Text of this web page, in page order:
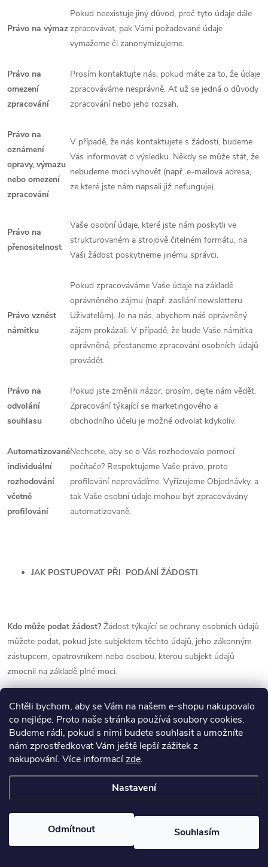
Chtěli bychom, aby se Vám na našem e-shopu nakupovalo
co nejlépe. Proto naše stránka používá soubory cookies.
Budeme rádi, pokud s nimi budete souhlasit a umožníte
nám zprostředkovat Vám ještě lepší zážitek z
nakupování. Více informacízde.
Nastavení
Odmítnout Souhlasím
Právo na výmaz
Pokud neexistuje jiný důvod, proč tyto údaje dále
zpracovávat, pak Vámi požadované údaje
vymažeme či zanonymizujeme.
Právo na
omezení
zpracování
Prosím kontaktujte nás, pokud máte za to, že údaje
zpracováváme nesprávně. Ať už se jedná o důvody
zpracování nebo jeho rozsah.
Právo na
oznámení
opravy, výmazu
nebo omezení
zpracování
V případě, že nás kontaktujete s žádostí, budeme
Vás informovat o výsledku. Někdy se může stát, že
nebudeme moci vyhovět (např. e-mailová adresa,
ze které jste nám napsali již nefunguje).
Právo na
přenositelnost
Vaše osobní údaje, které jste nám poskytli ve
strukturovaném a strojově čitelném formátu, na
Vaši žádost poskytneme jinému správci.
Právo vznést
námitku
Pokud zpracováváme Vaše údaje na základě
oprávněného zájmu (např. zasílání newsletteru
Uživatelům). Je na nás, abychom náš oprávněný
zájem prokázali. V případě, že bude Vaše námitka
oprávněná, přestaneme zpracování osobních údajů
provádět.
Právo na
odvolání
souhlasu
Pokud jste změnili názor, prosím, dejte nám vědět.
Zpracování týkající se marketingového a
obchodního účelu je možné odvolat kdykoliv.
Automatizované
individuální
rozhodování
včetně
profilování
Nechcete, aby se o Vás rozhodovalo pomocí
počítače? Respektujeme Vaše právo, proto
profilování neprovádíme. Vyřizujeme Objednávky, a
tak Vaše osobní údaje mohou být zpracovávány
automatizovaně.
JAK POSTUPOVAT PŘI PODÁNÍ ŽÁDOSTI
Kdo může podat žádost?Žádost týkající se ochrany osobních údajů
můžete podat, pokud jste subjektem těchto údajů, jeho zákonným
zástupcem, opatrovníkem nebo osobou, kterou subjekt údajů
zmocnil na základě plné moci.
Jak lze žádost podat? Žádost můžete podat prostřednictvím e-
mailuinfo@quinton.cznebo v listinné podobě na adresu sídla
Quinton Czech Republic s.r.o.Šlikova 407/36, Břevnov, 169 00
Praha 6.
Co musí žádost obsahovat?Žádost musí obsahovat vaši
identifikaci, předmět žádosti (popis, co požadujete) a podpis, pokud
evidujeme pod vaším telefonním číslem nebo e-mailem, uveďte, k
jakému číslu či e-mailu se vaše žádost vztahuje. Můžete být
požádáni o prokázání, že uvedené kontakty skutečně používáte.